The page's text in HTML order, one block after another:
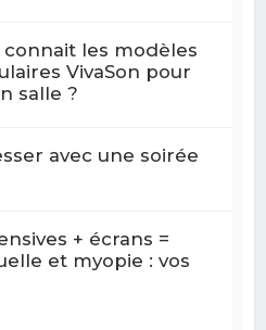
les modèles
VivaSon pour
salle ?
avec une soirée
+ écrans =
et myopie : vos